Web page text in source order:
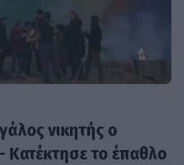
νικητής ο
Κατέκτησε το έπαθλο